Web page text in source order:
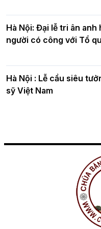
Hà Nội: Đại lễ tri ân anh
người có công với Tổ
Hà Nội : Lễ cầu siêu
sỹ Việt Nam